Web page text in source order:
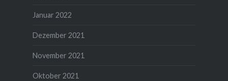
Januar 2022
Dezember 2021
November 2021
Oktober 2021